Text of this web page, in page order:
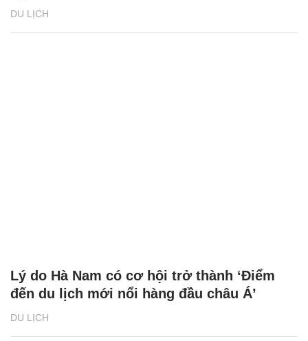
DU LỊCH
DU LỊCH
Lý do Hà Nam có cơ hội trở thành ‘Điểm
đến du lịch mới nổi hàng đầu châu Á’